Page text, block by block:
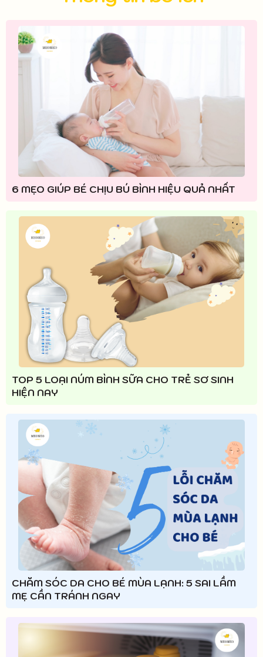
6 MẸO GIÚP BÉ CHỊU BÚ BÌNH HIỆU QUẢ NHẤT
TOP 5 LOẠI NÚM BÌNH SỮA CHO TRẺ SƠ SINH
HIỆN NAY
CHĂM SÓC DA CHO BÉ MÙA LẠNH: 5 SAI LẦM
MẸ CẦN TRÁNH NGAY